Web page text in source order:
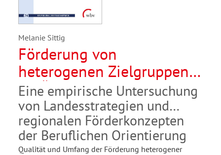
Melanie Sittig
Förderung von
heterogenen Zielgruppen
im Übergang Schule –
Beruf
Eine empirische Untersuchung
von Landesstrategien und
regionalen Förderkonzepten
der Beruflichen Orientierung
Qualität und Umfang der Förderung heterogener